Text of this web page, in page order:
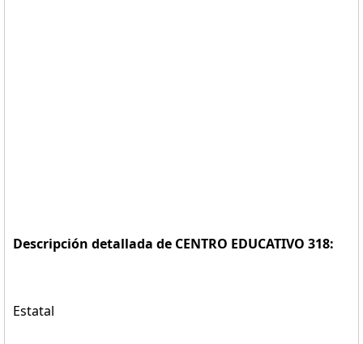
Descripción detallada de CENTRO EDUCATIVO 318:
Estatal